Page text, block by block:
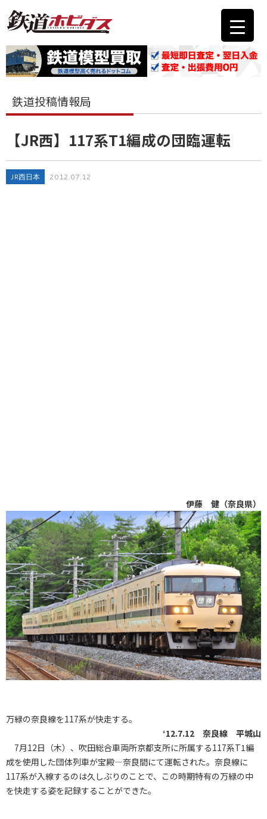
鉄道投稿情報局
【JR西】117系T1編成の団臨運転
JR西日本 2012.07.12
伊藤 健（奈良県）
万緑の奈良線を117系が快走する。
‘12.7.12 奈良線 平城山
7月12日（木）、吹田総合車両所京都支所に所属する117系T1編
成を使用した団体列車が宝殿―奈良間にて運転された。奈良線に
117系が入線するのは久しぶりのことで、この時期特有の万緑の中
を快走する姿を記録することができた。